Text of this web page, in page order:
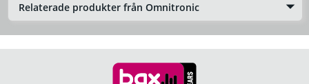
Relaterade produkter från Omnitronic